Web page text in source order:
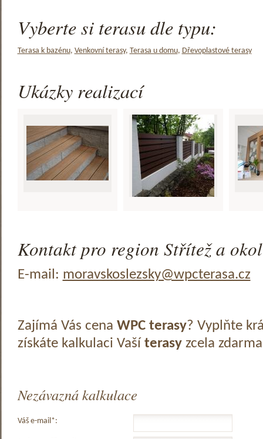
Vyberte si terasu dle typu:
Terasa k bazénu, Venkovní terasy, Terasa u domu, Dřevoplastové terasy
Ukázky realizací
Kontakt pro region Střítež a
E-mail: moravskoslezsky@wpcterasa.cz
Zajímá Vás cena WPC terasy? Vyplňte
získáte kalkulaci Vaší terasyzcela
Nezávazná kalkulace
Váš e-mail*: